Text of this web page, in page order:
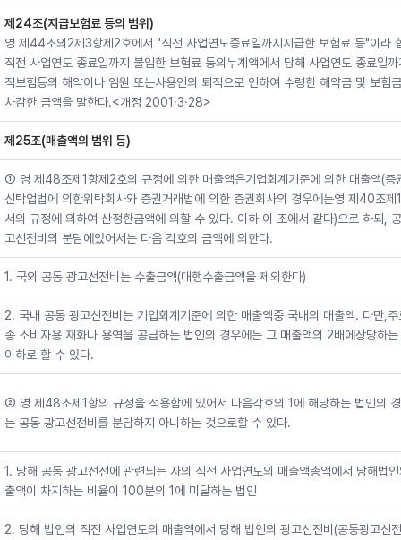
제24조(지급보험료 등의 범위)
영 제44조의2제3항제2호에서 "직전 사업연도종료일까지지급한 보험료 등"이라
직전 사업연도 종료일까지 불입한 보험료 등의누계액에서 당해 사업연도 종료일
직보험등의 해약이나 임원 또는사용인의 퇴직으로 인하여 수령한 해약금 및 보험
차감한 금액을 말한다.<개정 2001·3·28>
제25조(매출액의 범위 등)
① 영 제48조제1항제2호의 규정에 의한 매출액은기업회계기준에 의한 매출액(증
신탁업법에 의한위탁회사와 증권거래법에 의한 증권회사의 경우에는영 제40조제
서의 규정에 의하여 산정한금액에 의할 수 있다. 이하 이 조에서 같다)으로 하되,
고선전비의 분담에있어서는 다음 각호의 금액에 의한다.
1. 국외 공동 광고선전비는 수출금액(대행수출금액을 제외한다)
2. 국내 공동 광고선전비는 기업회계기준에 의한 매출액중 국내의 매출액. 다만,
종 소비자용 재화나 용역을 공급하는 법인의 경우에는 그 매출액의 2배에상당하
이하로 할 수 있다.
② 영 제48조제1항의 규정을 적용함에 있어서 다음각호의 1에 해당하는 법인의
는 공동 광고선전비를 분담하지 아니하는 것으로할 수 있다.
1. 당해 공동 광고선전에 관련되는 자의 직전 사업연도의 매출액총액에서 당해법
출액이 차지하는 비율이 100분의 1에 미달하는 법인
2. 당해 법인의 직전 사업연도의 매출액에서 당해 법인의 광고선전비(공동광고선